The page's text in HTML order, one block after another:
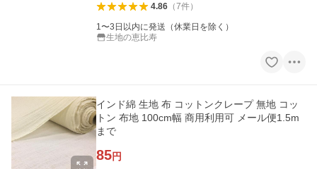
4.86（7件）
1〜3日以内に発送（休業日を除く）
生地の恵比寿
インド綿 生地 布 コットンクレープ 無地 コッ
トン 布地 100cm幅 商用利用可 メール便1.5m
まで
85円